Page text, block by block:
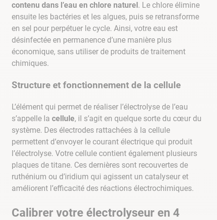
contenu dans l’eau en chlore naturel . Le chlore élimine
ensuite les bactéries et les algues, puis se retransforme
en sel pour perpétuer le cycle. Ainsi, votre eau est
désinfectée en permanence d’une manière plus
économique, sans utiliser de produits de traitement
chimiques.
Structure et fonctionnement de la cellule
L’élément qui permet de réaliser l’électrolyse de l’eau
s’appelle la cellule, il s’agit en quelque sorte du cœur du
système. Des électrodes rattachées à la cellule
permettent d’envoyer le courant électrique qui produit
l’électrolyse. Votre cellule contient également plusieurs
plaques de titane. Ces dernières sont recouvertes de
ruthénium ou d’iridium qui agissent un catalyseur et
améliorent l’efficacité des réactions électrochimiques.
Calibrer votre électrolyseur en 4